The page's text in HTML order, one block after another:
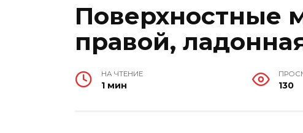
Поверхностные
правой,
НА ЧТЕНИЕ
1 мин 130